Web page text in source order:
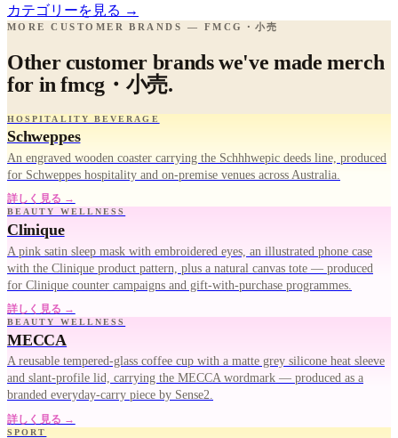
カテゴリーを見る →
MORE CUSTOMER BRANDS — FMCG・小売
Other customer brands we've made merch
for in fmcg・小売.
HOSPITALITY BEVERAGE
Schweppes
An engraved wooden coaster carrying the Schhhwepic deeds line, produced
for Schweppes hospitality and on-premise venues across Australia.
詳しく見る →
BEAUTY WELLNESS
Clinique
A pink satin sleep mask with embroidered eyes, an illustrated phone case
with the Clinique product pattern, plus a natural canvas tote — produced
for Clinique counter campaigns and gift-with-purchase programmes.
詳しく見る →
BEAUTY WELLNESS
MECCA
A reusable tempered-glass coffee cup with a matte grey silicone heat sleeve
and slant-profile lid, carrying the MECCA wordmark — produced as a
branded everyday-carry piece by Sense2.
詳しく見る →
SPORT